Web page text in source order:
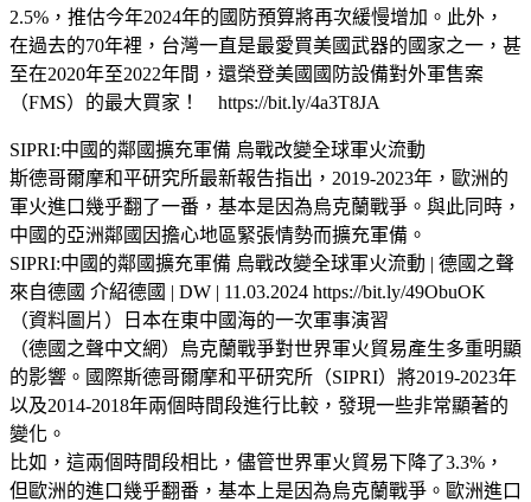
2.5%，推估今年2024年的國防預算將再次緩慢增加。此外，
在過去的70年裡，台灣一直是最愛買美國武器的國家之一，甚
至在2020年至2022年間，還榮登美國國防設備對外軍售案
（FMS）的最大買家！ https://bit.ly/4a3T8JA
SIPRI:中國的鄰國擴充軍備 烏戰改變全球軍火流動
斯德哥爾摩和平研究所最新報告指出，2019-2023年，歐洲的
軍火進口幾乎翻了一番，基本是因為烏克蘭戰爭。與此同時，
中國的亞洲鄰國因擔心地區緊張情勢而擴充軍備。
SIPRI:中國的鄰國擴充軍備 烏戰改變全球軍火流動 | 德國之聲
來自德國 介紹德國 | DW | 11.03.2024 https://bit.ly/49ObuOK
（資料圖片）日本在東中國海的一次軍事演習
（德國之聲中文網）烏克蘭戰爭對世界軍火貿易產生多重明顯
的影響。國際斯德哥爾摩和平研究所（SIPRI）將2019-2023年
以及2014-2018年兩個時間段進行比較，發現一些非常顯著的
變化。
比如，這兩個時間段相比，儘管世界軍火貿易下降了3.3%，
但歐洲的進口幾乎翻番，基本上是因為烏克蘭戰爭。歐洲進口